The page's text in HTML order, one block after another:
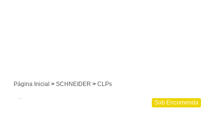
Página Inicial> SCHNEIDER> CLPs
Sob Encomenda